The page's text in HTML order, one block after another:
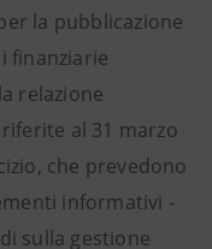
la pubblicazione
finanziarie
relazione
al 31 marzo
che prevedono
informativi -
sulla gestione